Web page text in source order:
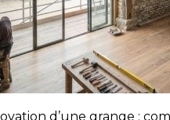
d’une grange :